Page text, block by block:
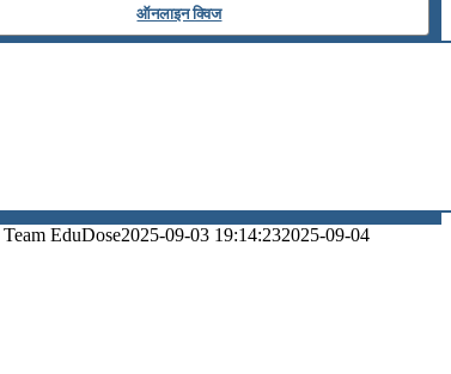
ऑनलाइन क्विज
Team EduDose2025-09-03 19:14:232025-09-04